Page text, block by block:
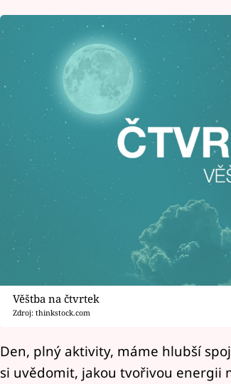
Věštba na čtvrtek
Zdroj: thinkstock.com
Den, plný aktivity, máme hlubší
si uvědomit, jakou tvořivou energii